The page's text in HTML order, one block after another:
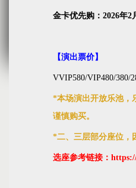
金卡优先购：2026年2
【演出票价】
VVIP580/VIP480/380/
*本场演出开放乐池，
谨慎购买。
*二、 三层部分座位，
选座参考链接：